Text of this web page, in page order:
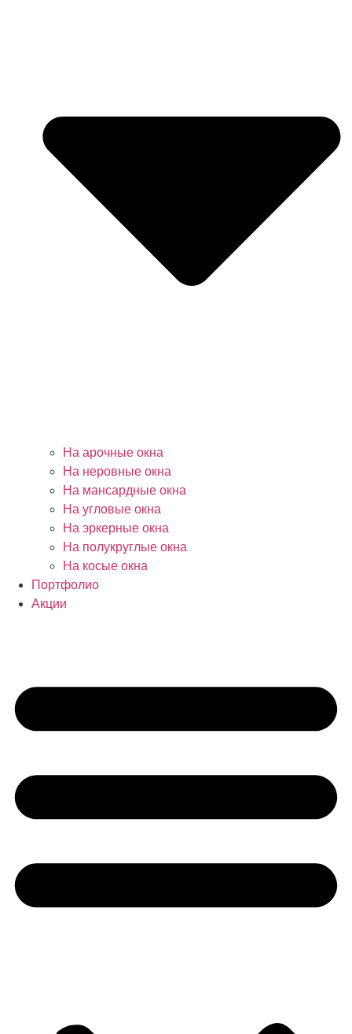
На арочные окна
На неровные окна
На мансардные окна
На угловые окна
На эркерные окна
На полукруглые окна
На косые окна
Портфолио
Акции